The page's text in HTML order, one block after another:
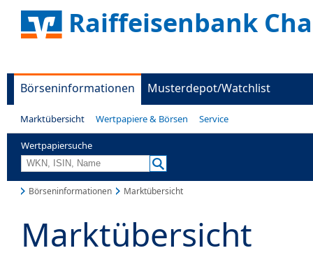
Raiffeisenbank
Börseninformationen Musterdepot/Watchlist
Marktübersicht Wertpapiere & Börsen Service
Wertpapiersuche
Börseninformationen Marktübersicht
Marktübersicht